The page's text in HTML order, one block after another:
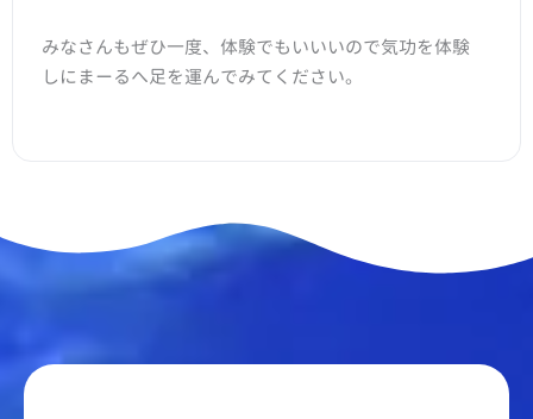
みなさんもぜひ一度、体験でもいいいので気功を体験
しにまーるへ足を運んでみてください。